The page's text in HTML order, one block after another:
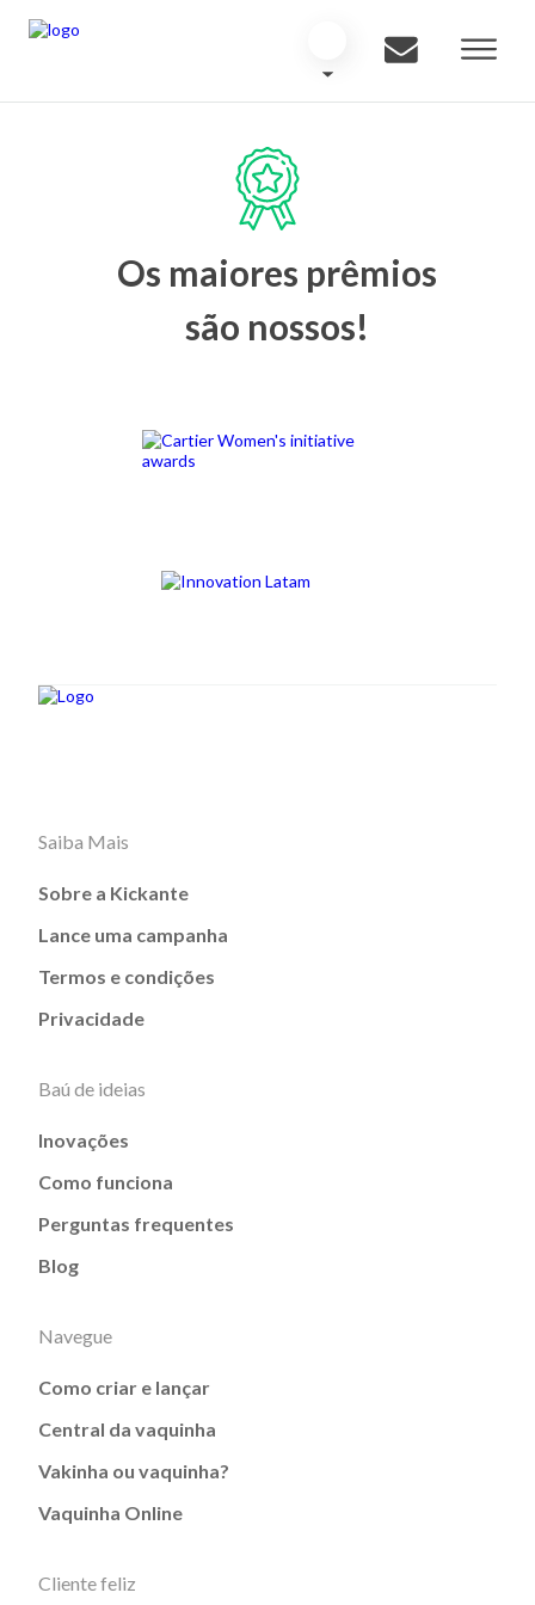
Os maiores prêmios
são nossos!
Saiba Mais
Sobre a Kickante
Lance uma campanha
Termos e condições
Privacidade
Baú de ideias
Inovações
Como funciona
Perguntas frequentes
Blog
Navegue
Como criar e lançar
Central da vaquinha
Vakinha ou vaquinha?
Vaquinha Online
Cliente feliz